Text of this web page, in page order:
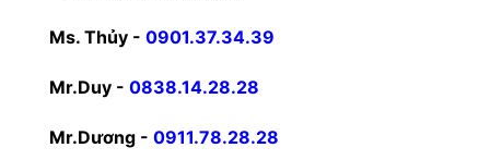
Ms. Thủy - 0901.37.34.39
Mr.Duy - 0838.14.28.28
Mr.Dương - 0911.78.28.28